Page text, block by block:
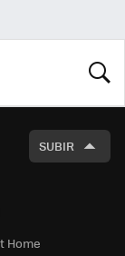
SUBIR
Home